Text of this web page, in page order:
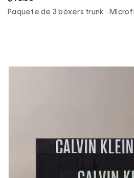
Paquete de 3 bóxers trunk -